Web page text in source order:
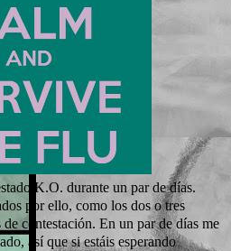
K.O. durante un par de días.
por ello, como los dos o tres
contestación. En un par de días me
así que si estáis esperando